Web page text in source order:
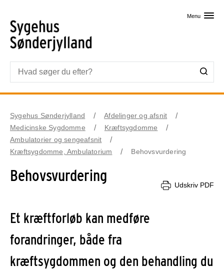
Menu
Sygehus Sønderjylland
Afdelinger og afsnit
Medicinske Sygdomme
Kræftsygdomme
Ambulatorier og sengeafsnit
Kræftsygdomme, Ambulatorium
Behovsvurdering
Behovsvurdering
Udskriv PDF
Et kræftforløb kan medføre
forandringer, både fra
kræftsygdommen og den behandling du